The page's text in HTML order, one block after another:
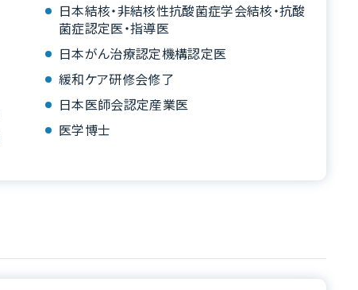
日本結核・非結核性抗酸菌症学会結核・抗酸
菌症認定医・指導医
日本がん治療認定機構認定医
緩和ケア研修会修了
日本医師会認定産業医
医学博士